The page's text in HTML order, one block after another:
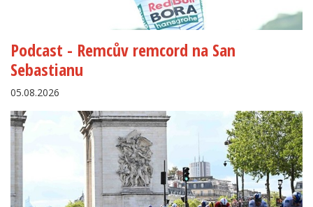
Podcast - Remcův remcord na San
Sebastianu
05.08.2026